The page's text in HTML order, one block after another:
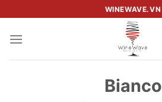
to
content
WINEWAVE.VN
Bianco